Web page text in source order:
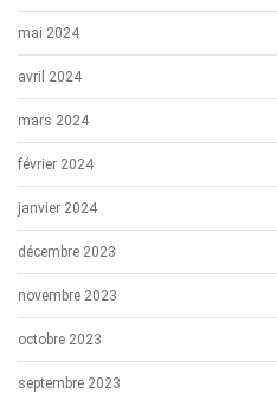
mai 2024
avril 2024
mars 2024
février 2024
janvier 2024
décembre 2023
novembre 2023
octobre 2023
septembre 2023